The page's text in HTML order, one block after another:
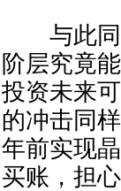
与此同
阶层究竟
投资未来
的冲击同
年前实现
买账，担